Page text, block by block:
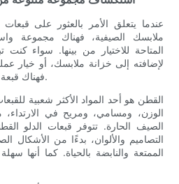
عندما يتعلق الأمر بالعثور على قبعات
ملابسك الصيفية، فهناك مجموعة
المتاحة للاختيار من بينها. سواء
لإضافته إلى خزانة ملابسك، أو خيار
فهناك قبعة دلو بالجملة لتناسب احتياجاتك.
القطن هو أحد المواد الأكثر شعبية
الوزن، ومسامي، ومريح في الارتداء،
الصيف الحارة. تتوفر قبعات الدلو
التصاميم والألوان، بدءًا من الأشكال
الممتعة والنابضة بالحياة. كما أنها